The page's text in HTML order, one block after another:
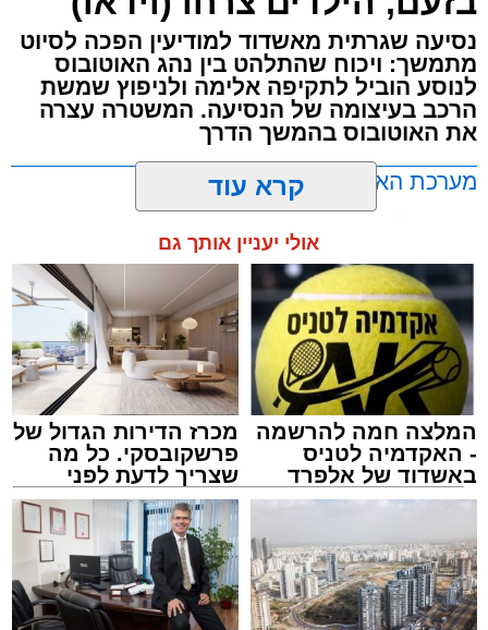
נסיעה שגרתית מאשדוד למודיעין הפכה לסיוט
מתמשך: ויכוח שהתלהט בין נהג האוטובוס
לנוסע הוביל לתקיפה אלימה ולניפוץ שמשת
הרכב בעיצומה של הנסיעה. המשטרה עצרה
את האוטובוס בהמשך הדרך
מערכת האתר / 11:35 07.08.26
תגים:אוטובוס, אשדוד , ערבי
אירוע חמור ומפחיד התרחש בקו 881 בנסיעה
מאשדוד למודיעין, לאחר שוויכוח מילוליות בין הנהג
לאחד הנוסעים הידרדר במהירות לאלימות קשה
קרא עוד
אולי יעניין אותך גם
המלצה חמה להרשמה
- האקדמיה לטניס
באשדוד של אלפרד
קריאולנסקי - לילדים
מכרז הדירות הגדול של
פרשקובסקי. כל מה
שצריך לדעת לפני
שמגישים הצעה לדירה
באשדוד